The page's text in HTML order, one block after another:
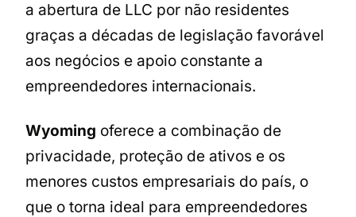
a abertura de LLC por não residentes
graças a décadas de legislação favorável
aos negócios e apoio constante a
empreendedores internacionais.
Wyoming oferece a combinação de
privacidade, proteção de ativos e os
menores custos empresariais do país, o
que o torna ideal para empreendedores